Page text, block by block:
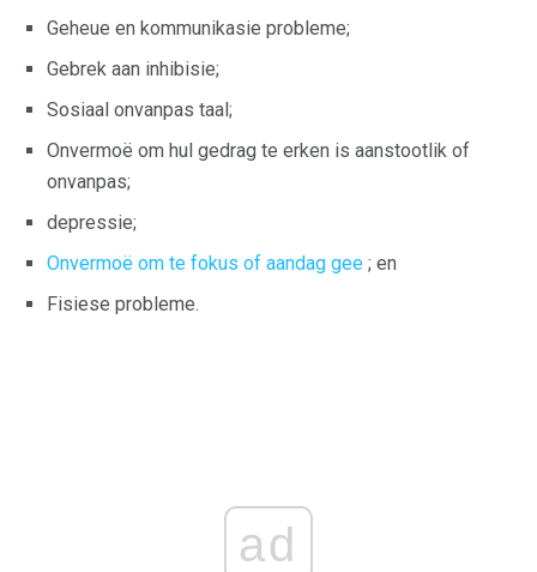
Geheue en kommunikasie probleme;
Gebrek aan inhibisie;
Sosiaal onvanpas taal;
Onvermoë om hul gedrag te erken is aanstootlik of
onvanpas;
depressie;
Onvermoë om te fokus of aandag gee ; en
Fisiese probleme.
ad